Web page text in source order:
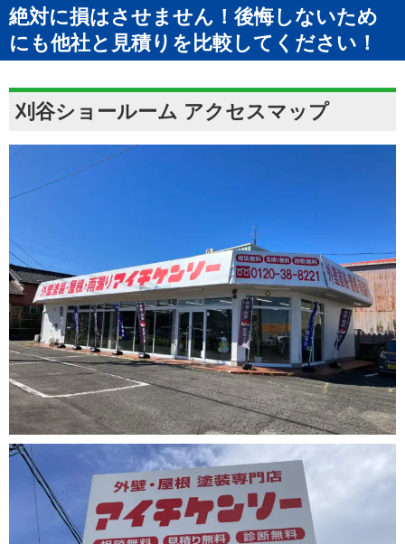
絶対に損はさせません！後悔しないため
にも他社と見積りを比較してください！
刈谷ショールーム アクセスマップ